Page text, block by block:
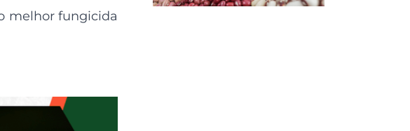
melhor fungicida